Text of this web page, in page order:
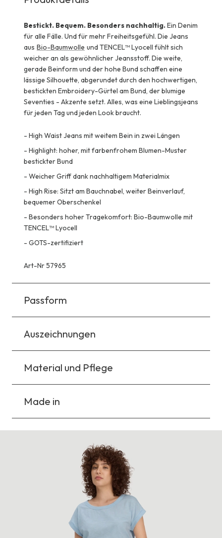
Bestickt. Bequem. Besonders nachhaltig.Ein Denim
für alle Fälle. Und für mehr Freiheitsgefühl. Die Jeans
aus Bio-Baumwolle und TENCEL™ Lyocell fühlt sich
weicher an als gewöhnlicher Jeansstoff. Die weite,
gerade Beinform und der hohe Bund schaffen eine
lässige Silhouette, abgerundet durch den hochwertigen,
bestickten Embroidery-Gürtel am Bund, der blumige
Seventies - Akzente setzt. Alles, was eine Lieblingsjeans
für jeden Tag und jeden Look braucht.
- High Waist Jeans mit weitem Bein in zwei Längen
- Highlight: hoher, mit farbenfrohem Blumen-Muster
bestickter Bund
- Weicher Griff dank nachhaltigem Materialmix
- High Rise: Sitzt am Bauchnabel, weiter Beinverlauf,
bequemer Oberschenkel
- Besonders hoher Tragekomfort: Bio-Baumwolle mit
TENCEL™ Lyocell
- GOTS-zertifiziert
Art-Nr 57965
Passform
Auszeichnungen
Material und Pflege
Made in